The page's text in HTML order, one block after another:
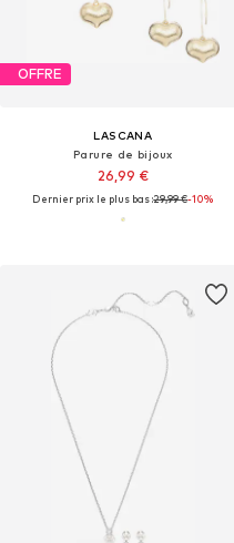
OFFRE
LASCANA
Parure de bijoux
26,99 €
Dernier prix le plus bas :29,99 €-10%